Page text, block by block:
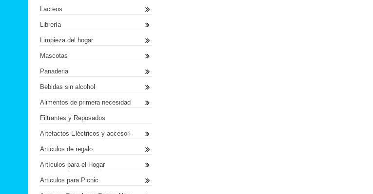
Lacteos
Librería
Limpieza del hogar
Mascotas
Panaderia
Bebidas sin alcohol
Alimentos de primera necesidad
Filtrantes y Reposados
Artefactos Eléctricos y accesori
Articulos de regalo
Artículos para el Hogar
Articulos para Picnic